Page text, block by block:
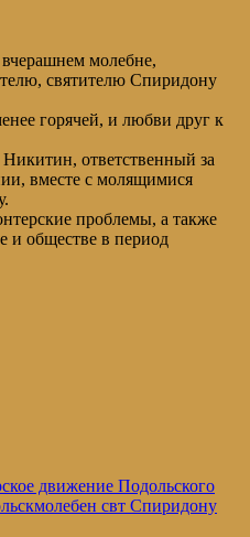
молебне,
святителю Спиридону
горячей, и любви друг к
ответственный за
вместе с молящимися
проблемы, а также
и обществе в период
движение Подольского
молебен свт Спиридону